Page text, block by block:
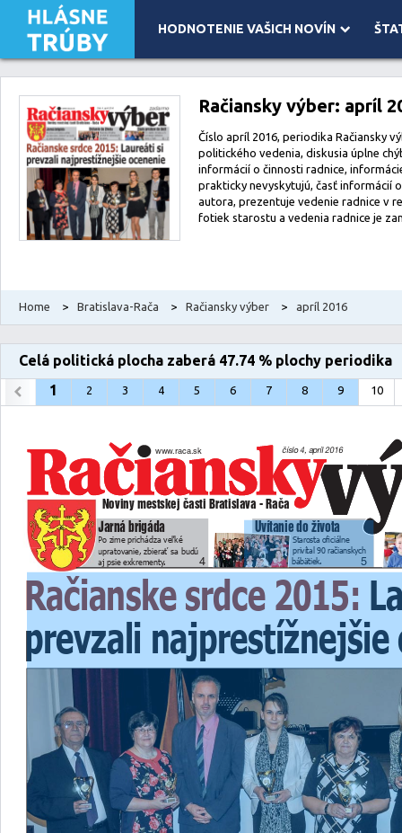
HODNOTENIE VAŠICH NOVÍN
Leaflet| Map data ©OpenStreetMapcontributors, Imagery ©Mapbox
Račiansky výber: apríl
Číslo apríl 2016, periodika Račiansky
politického vedenia, diskusia úplne
informácií o činnosti radnice,
prakticky nevyskytujú, časť informácií
autora, prezentuje vedenie radnice v
fotiek starostu a vedenia radnice je
Home > Bratislava-Rača > Račiansky výber > apríl 2016
Celá politická plocha zaberá 47.74 % plochy periodika
1
2 3 4 5 6 7 8 9 10